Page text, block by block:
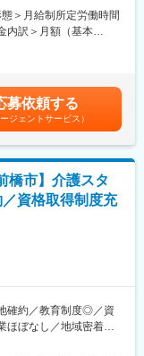
開発業務まで、幅広く
ポート業務
・開発や新製品開発
を活用したデジタル
のための新技術導入
担当が連携して業務を
れるほか、次世代の開
。新しいアイデアを積
＞月給制所定労働時間
内訳＞月額（基本
募依頼する
ージェントサービス）
橋市】介護スタ
資格取得制度充
確約／教育制度◎／資
ほぼなし／地域密着型